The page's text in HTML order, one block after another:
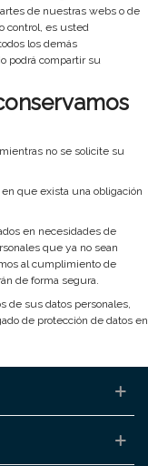
de nuestras webs o de
control, es usted
los demás
podrá compartir su
no se solicite su
en que exista una obligación
en necesidades de
que ya no sean
al cumplimiento de
de forma segura.
de sus datos personales,
de protección de datos en